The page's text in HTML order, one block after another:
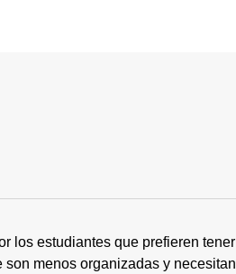
los estudiantes que prefieren tener
menos organizadas y necesitan